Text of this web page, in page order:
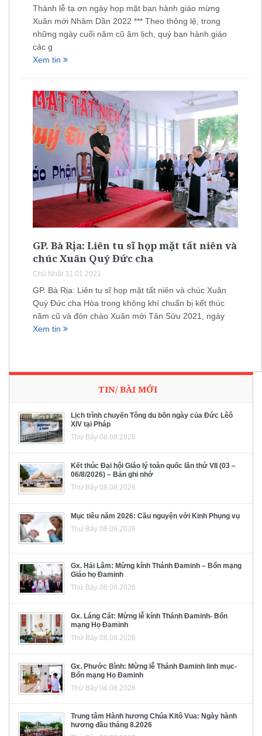
Thánh lễ tạ ơn ngày họp mặt ban hành giáo mừng
Xuân mới Nhâm Dần 2022 *** Theo thông lệ, trong
những ngày cuối năm cũ âm lịch, quý ban hành giáo
các g
Xem tin
GP. Bà Rịa: Liên tu sĩ họp mặt tất niên và
chúc Xuân Quý Đức cha
Chủ Nhật 31.01.2021
GP. Bà Rịa: Liên tu sĩ họp mặt tất niên và chúc Xuân
Quý Đức cha Hòa trong không khí chuẩn bị kết thúc
năm cũ và đón chào Xuân mới Tân Sửu 2021, ngày
Xem tin
TIN/ BÀI MỚI
Lịch trình chuyến Tông du bốn ngày của Đức Lêô
XIV tại Pháp
Thứ Bảy 08.08.2026
Kết thúc Đại hội Giáo lý toàn quốc lần thứ VII (03 –
06/8/2026) – Bản ghi nhớ
Thứ Bảy 08.08.2026
Mục tiêu năm 2026: Cầu nguyện với Kinh Phụng vụ
Thứ Bảy 08.08.2026
Gx. Hải Lâm: Mừng kính Thánh Đaminh – Bổn mạng
Giáo họ Đaminh
Thứ Bảy 08.08.2026
Gx. Láng Cát: Mừng lễ kính Thánh Đaminh- Bổn
mạng Họ Đaminh
Thứ Bảy 08.08.2026
Gx. Phước Bình: Mừng lễ Thánh Đaminh linh mục-
Bổn mạng Họ Đaminh
Thứ Bảy 08.08.2026
Trung tâm Hành hương Chúa Kitô Vua: Ngày hành
hương đầu tháng 8.2026